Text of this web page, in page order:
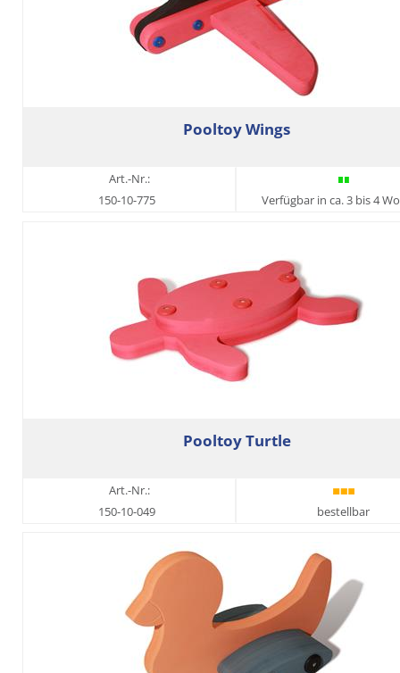
Pooltoy Wings
Art.-Nr.:
150-10-775
Verfügbar in ca. 3 bis 4
Pooltoy Turtle
Art.-Nr.:
150-10-049
bestellbar